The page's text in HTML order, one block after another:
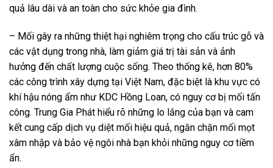
quả lâu dài và an toàn cho sức khỏe gia đình.
– Mối gây ra những thiệt hại nghiêm trọng cho cấu trúc gỗ và
các vật dụng trong nhà, làm giảm giá trị tài sản và ảnh
hưởng đến chất lượng cuộc sống. Theo thống kê, hơn 80%
các công trình xây dựng tại Việt Nam, đặc biệt là khu vực có
khí hậu nóng ẩm như KDC Hồng Loan, có nguy cơ bị mối tấn
công. Trung Gia Phát hiểu rõ những lo lắng của bạn và cam
kết cung cấp dịch vụ diệt mối hiệu quả, ngăn chặn mối mọt
xâm nhập và bảo vệ ngôi nhà bạn khỏi những nguy cơ tiềm
ẩn.